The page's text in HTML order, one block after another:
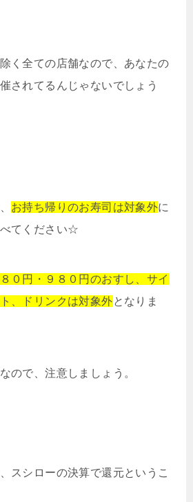
く全ての店舗なので、あなたの
されてるんじゃないでしょう
お持ち帰りのお寿司は対象外に
てください☆
０円・９８０円のおすし、サイ
、ドリンクは対象外となりま
ので、注意しましょう。
スシローの決算で還元というこ